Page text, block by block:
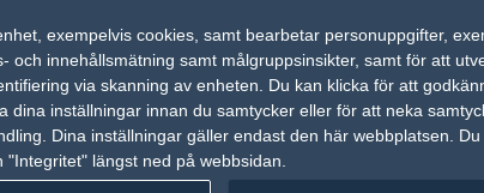
exempelvis cookies, samt bearbetar personuppgifter,
innehållsmätning samt målgruppsinsikter, samt för att
via skanning av enheten. Du kan klicka för att
inställningar innan du samtycker eller för att neka
Dina inställningar gäller endast den här webbplatsen.
längst ned på webbsidan.
Fragbite använder cookies för att spara användarspecifik
omröstningar och för att föra statistik. För att slippa cookies
besöka Fragbite. Den här textraden finns här på grund av lagen
Annonsering
Är du intresserad av att annonsera på Fragbite,